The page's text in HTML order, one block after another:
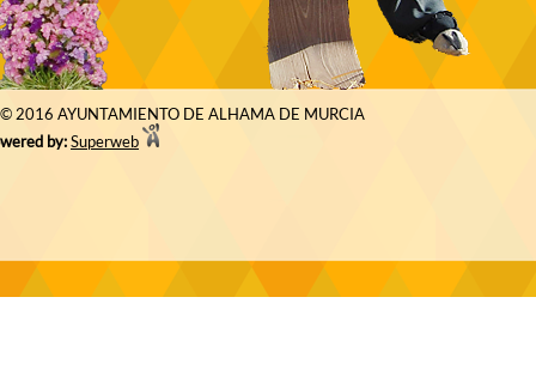
© 2016 AYUNTAMIENTO DE ALHAMA DE MURCIA
by:Superweb